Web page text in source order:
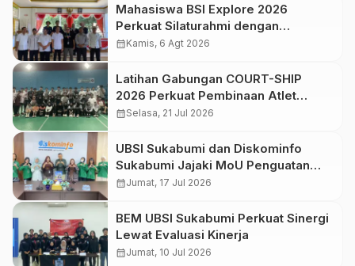
Mahasiswa BSI Explore 2026
Perkuat Silaturahmi dengan
Pemerintah Desa Purwasedar
calendar_monthKamis, 6 Agt 2026
Latihan Gabungan COURT-SHIP
2026 Perkuat Pembinaan Atlet
Bulutangkis Mahasiswa
calendar_monthSelasa, 21 Jul 2026
UBSI Sukabumi dan Diskominfo
Sukabumi Jajaki MoU Penguatan
Karier Mahasiswa
calendar_monthJumat, 17 Jul 2026
BEM UBSI Sukabumi Perkuat Sinergi
Lewat Evaluasi Kinerja
calendar_monthJumat, 10 Jul 2026